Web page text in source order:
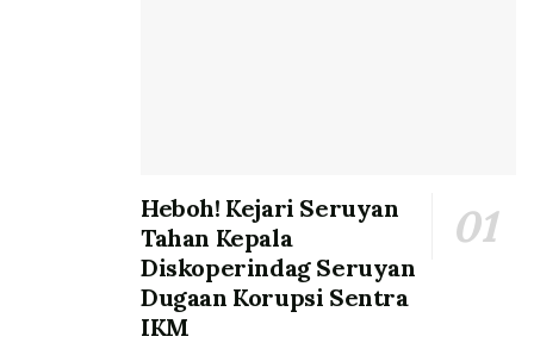
Heboh! Kejari Seruyan
Tahan Kepala
Diskoperindag Seruyan
Dugaan Korupsi Sentra
IKM